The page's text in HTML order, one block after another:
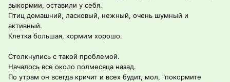
выкормии, оставили у себя.
Птиц домашний, ласковый, нежный, очень шумный и
активный.
Клетка большая, кормим хорошо.
Столкнулись с такой проблемой.
Началось все около полмесяца назад.
По утрам он всегда кричит и всех будит, мол, "покормите